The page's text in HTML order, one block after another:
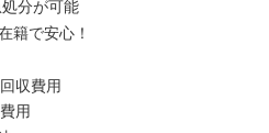
分が可能
籍で安心！
収費用
用